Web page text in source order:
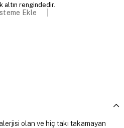
altın rengindedir.
Ekle
olan ve hiç takı takamayan